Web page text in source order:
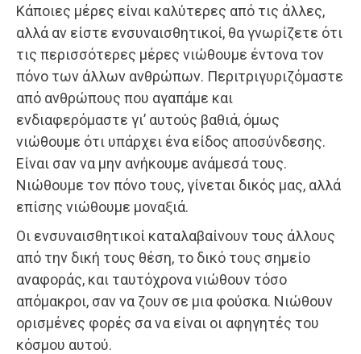
Κάποιες μέρες είναι καλύτερες από τις άλλες,
αλλά αν είστε ενσυναισθητικοί, θα γνωρίζετε ότι
τις περισσότερες μέρες νιώθουμε έντονα τον
πόνο των άλλων ανθρώπων. Περιτριγυριζόμαστε
από ανθρώπους που αγαπάμε και
ενδιαφερόμαστε γι’ αυτούς βαθιά, όμως
νιώθουμε ότι υπάρχει ένα είδος αποσύνδεσης.
Είναι σαν να μην ανήκουμε ανάμεσά τους.
Νιώθουμε τον πόνο τους, γίνεται δικός μας, αλλά
επίσης νιώθουμε μοναξιά.
Οι ενσυναισθητικοί καταλαβαίνουν τους άλλους
από την δική τους θέση, το δικό τους σημείο
αναφοράς, και ταυτόχρονα νιώθουν τόσο
απόμακροι, σαν να ζουν σε μια φούσκα. Νιώθουν
ορισμένες φορές σα να είναι οι αφηγητές του
κόσμου αυτού.